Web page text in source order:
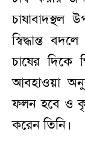
স্বিদ্ধান্ত
চাষের দিকে
আবহাওয়া
ফলন হবে ও
করেন তিনি।